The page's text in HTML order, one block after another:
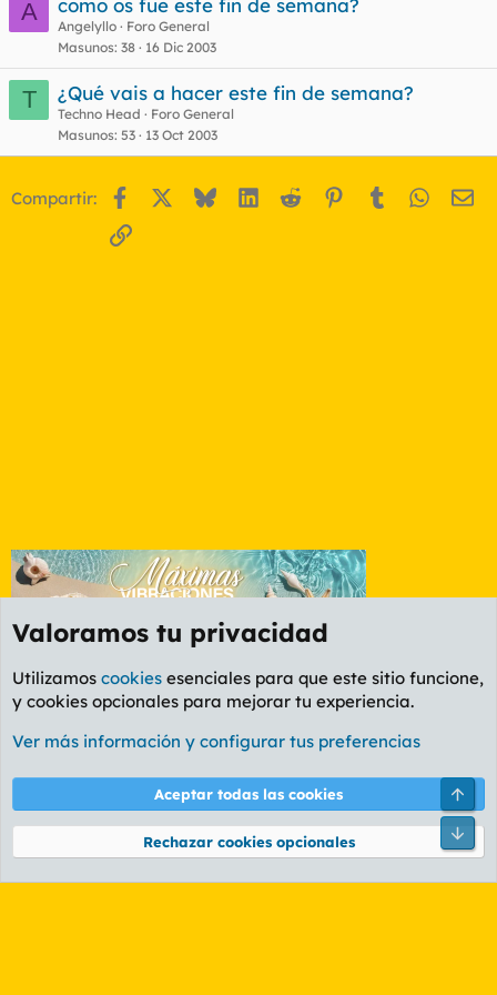
A
Angelyllo
Foro General
Masunos 38 16 Dic 2003
T ¿Qué vais a hacer este fin de semana?
Techno Head
Foro General
Masunos 53 13 Oct 2003
Compartir: Facebook BlueskyLinkedIn
Reddit Pinterest
Tumblr
Enlace
Foro General
Cookies
PL OLDSTYLE AMARILLO
Términos y reglas Política de privacidad Ayuda
Community platform by XenForo® © 2010-2026 XenForo Ltd.
Valoramos tu privacidad
Utilizamos cookies esenciales para que este sitio funcione,
y cookies opcionales para mejorar tu experiencia.
Ver más información y configurar tus preferencias
Aceptar todas las cookies
Rechazar cookies opcionales
Pie